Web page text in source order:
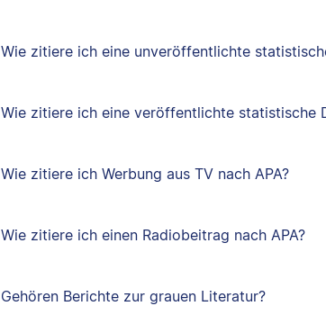
Wie zitiere ich eine unveröffentlichte
Wie zitiere ich eine veröffentlichte statistische
Wie zitiere ich Werbung aus TV nach APA?
Wie zitiere ich einen Radiobeitrag nach APA?
Gehören Berichte zur grauen Literatur?